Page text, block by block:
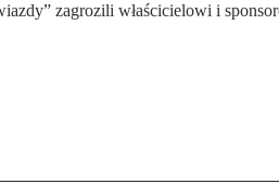
zagrozili właścicielowi i